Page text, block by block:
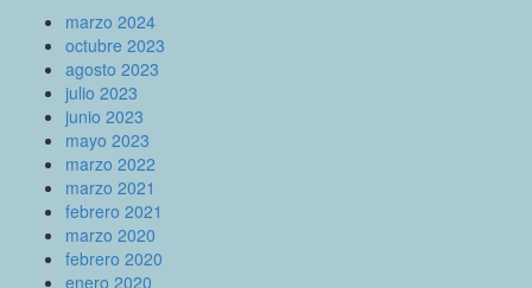
marzo 2024
octubre 2023
agosto 2023
julio 2023
junio 2023
mayo 2023
marzo 2022
marzo 2021
febrero 2021
marzo 2020
febrero 2020
enero 2020